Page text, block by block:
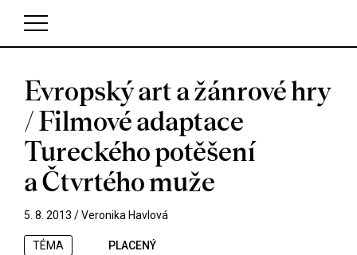
V košíku zatím nemáte žádné položky.
Evropský art a žánrové hry
/ Filmové adaptace
Tureckého potěšení
a Čtvrtého muže
5. 8. 2013 /Veronika Havlová
TÉMA PLACENÝ